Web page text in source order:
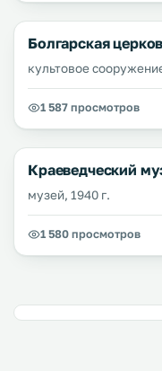
Болгарская
культовое
1 587 просмотров
Краеведческий
музей, 1940 г.
1 580 просмотров